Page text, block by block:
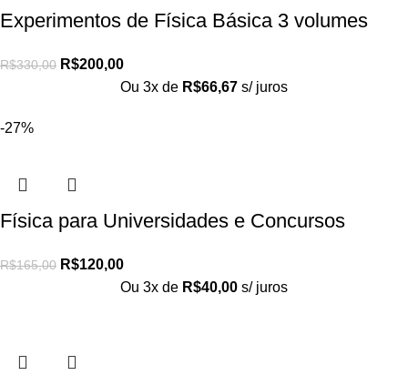
Experimentos de Física Básica 3 volumes
R$330,00 R$200,00
Ou 3x de R$66,67 s/ juros
-27%
Física para Universidades e Concursos
R$165,00 R$120,00
Ou 3x de R$40,00 s/ juros